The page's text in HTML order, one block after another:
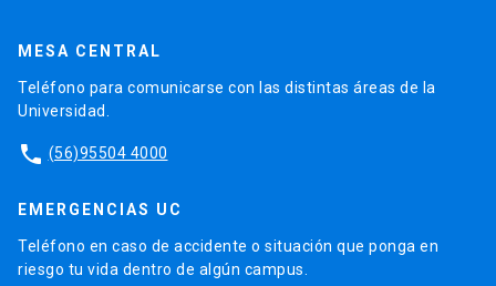
MESA CENTRAL
Teléfono para comunicarse con las distintas áreas de la
Universidad.
phone (56)95504 4000
EMERGENCIAS UC
Teléfono en caso de accidente o situación que ponga en
riesgo tu vida dentro de algún campus.